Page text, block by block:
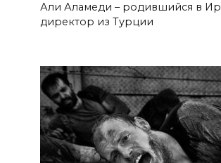
Али Аламеди – родившийся в
директор из Турции